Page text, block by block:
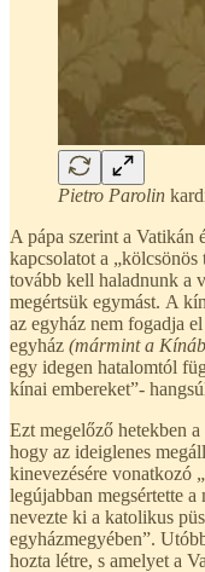
Pietro Parolin
A pápa szerint a Vatikán
kapcsolatot a
tovább kell haladnunk a
megértsük egymást. A
az egyház nem fogadja
egyház (mármint a
egy idegen hatalomtól
kínai embereket”-
Ezt megelőző hetekben
hogy az ideiglenes
kinevezésére vonatkozó
legújabban megsértette
nevezte ki a katolikus
egyházmegyében”.
hozta létre, s amelyet a